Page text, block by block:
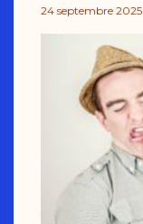
24 septembre 2025